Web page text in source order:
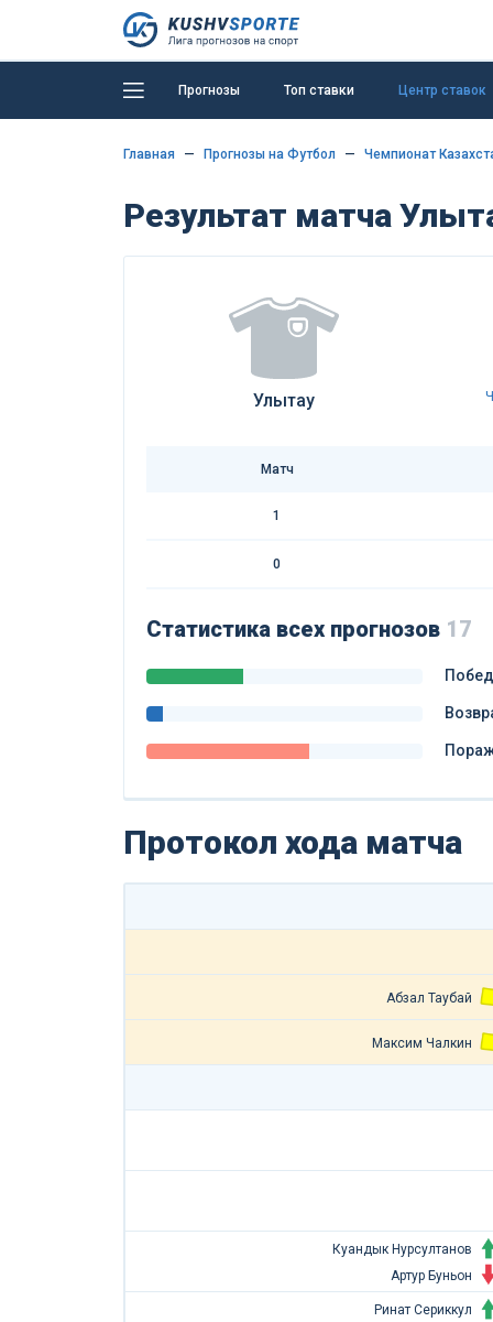
Прогнозы Топ ставки Центр ставок
Главная Прогнозы на Футбол Чемпионат
Результат матча
Улытау
Матч
1
0
Статистика всех прогнозов 17
Протокол хода матча
Абзал Таубай
Максим Чалкин
Куандык Нурсултанов
Артур Буньон
Ринат Сериккул